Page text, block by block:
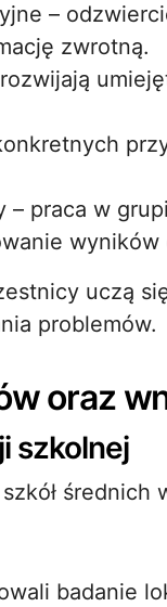
–
zwrotną.
– praca w
wyników
uczą
problemów.
oraz
szkolnej
badanie